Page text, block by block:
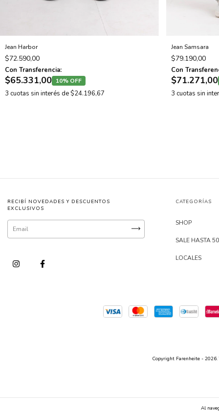
Al
Jean Harbor
$72.590,00
Con Transferencia:
$65.331,00 10% OFF
3 cuotas sin interés de $24.196,67
Jean Samsara
$79.190,00
Con
$71.271,00
3 cuotas sin
RECIBÍ NOVEDADES Y DESCUENTOS
EXCLUSIVOS
CATEGORÍAS
SHOP
SALE HASTA
LOCALES
Copyright Farenheite - 2026.